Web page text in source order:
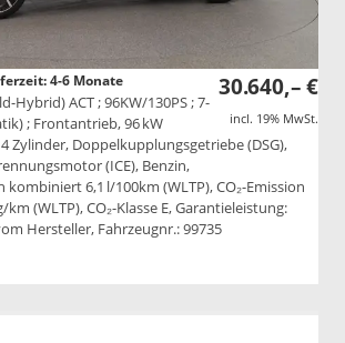
30.640,– €
incl. 19% MwSt.
4-6 Monate
Hybrid) ACT ; 96KW/130PS ; 7-
; Frontantrieb, 96 kW
4 Zylinder, Doppelkupplungsgetriebe (DSG),
(ICE), Benzin,
6,1 l/100km (WLTP), CO₂-Emission
(WLTP), CO₂-Klasse E, Garantieleistung:
Hersteller, Fahrzeugnr.: 99735
Fahrzeugexposé drucken